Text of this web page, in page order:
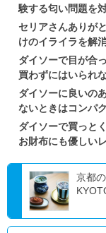
験する匂い問題を
セリアさんありが
けのイライラを解
ダイソーで目が合
買わずにはいられ
ダイソーに良いの
ないときはコンパ
ダイソーで買っと
お財布にも優しい
京都